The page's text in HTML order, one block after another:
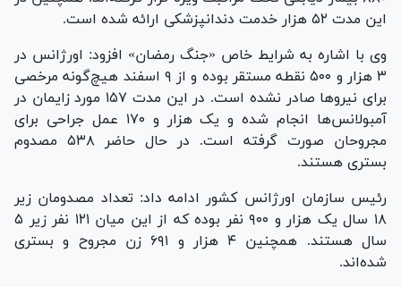
این مدت ۵۲ هزار خدمت دندانپزشکی ارائه شده است.
وی با اشاره به شرایط خاص «جنگ رمضان» افزود: اورژانس در
۳ هزار و ۵۰۰ نقطه مستقر بوده و از ۹ اسفند هیچ‌گونه مرخصی
برای نیرو‌ها صادر نشده است. در این مدت ۱۵۷ مورد زایمان در
آمبولانس‌ها انجام شده و یک هزار و ۱۷۰ عمل جراحی برای
مجروحان صورت گرفته است. در حال حاضر ۵۳۸ مصدوم
بستری هستند.
رئیس سازمان اورژانس کشور ادامه داد: تعداد مصدومان زیر
۱۸ سال یک هزار و ۹۰۰ نفر بوده که از این میان ۱۲۱ نفر زیر ۵
سال هستند. همچنین ۴ هزار و ۶۹۱ زن مجروح و بستری
شده‌اند.